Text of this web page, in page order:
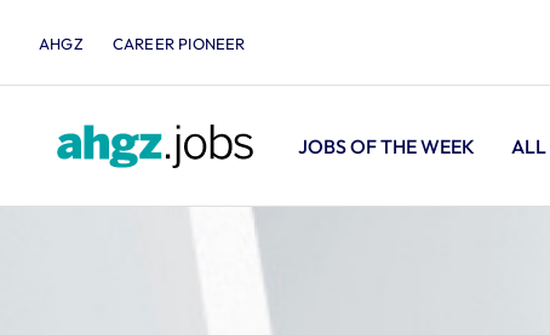
AHGZ CAREER PIONEER
JOBS OF THE WEEK ALL